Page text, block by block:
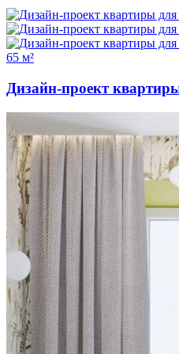
65 м²
Дизайн-проект